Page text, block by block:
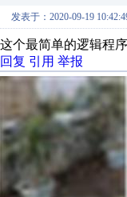
发表于：2020-09-19
这个最简单的逻辑程
回复 引用 举报